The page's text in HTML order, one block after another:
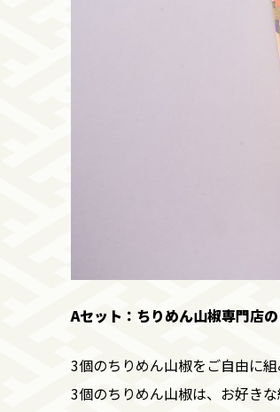
Aセット：ちりめん山椒専門店
3個のちりめん山椒をご自由に
3個のちりめん山椒は、お好き